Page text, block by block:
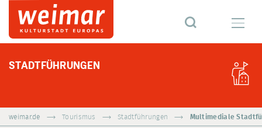
STADTFÜHRUNGEN
weimar.de Tourismus Stadtführungen Multimediale